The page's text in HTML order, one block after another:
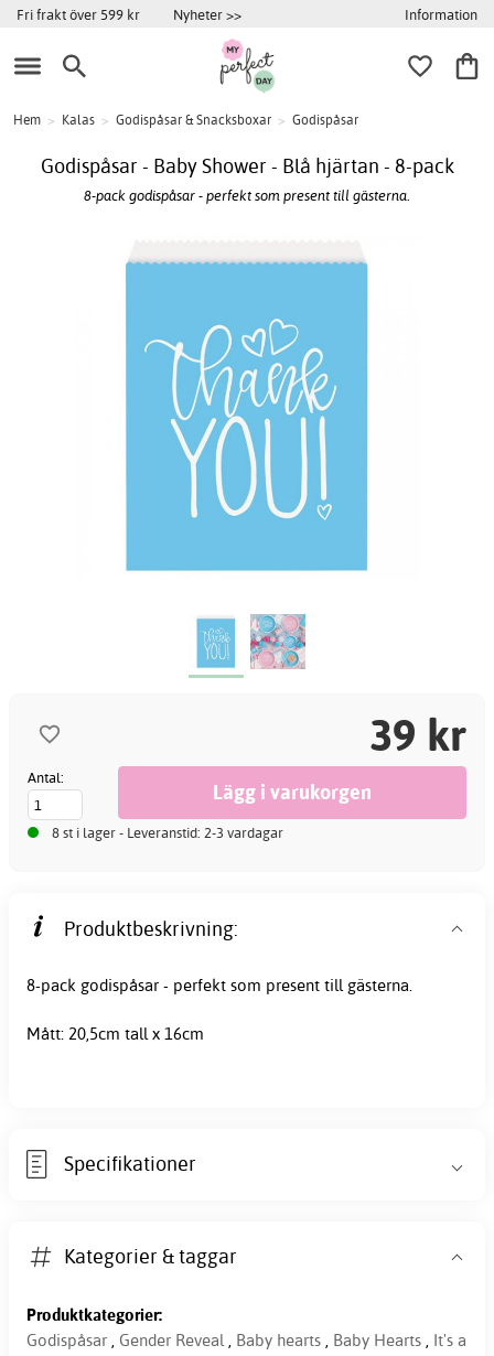
Fri frakt över 599 kr Nyheter >> Information
Hem > Kalas > Godispåsar & Snacksboxar > Godispåsar
Godispåsar - Baby Shower - Blå hjärtan - 8-pack
8-pack godispåsar - perfekt som present till gästerna.
39 kr
Antal:
8 st i lager - Leveranstid: 2-3 vardagar
Produktbeskrivning:
8-pack godispåsar - perfekt som present till gästerna.
Mått: 20,5cm tall x 16cm
Specifikationer
Kategorier & taggar
Produktkategorier:
Godispåsar , Gender Reveal , Baby hearts , Baby Hearts , It's a